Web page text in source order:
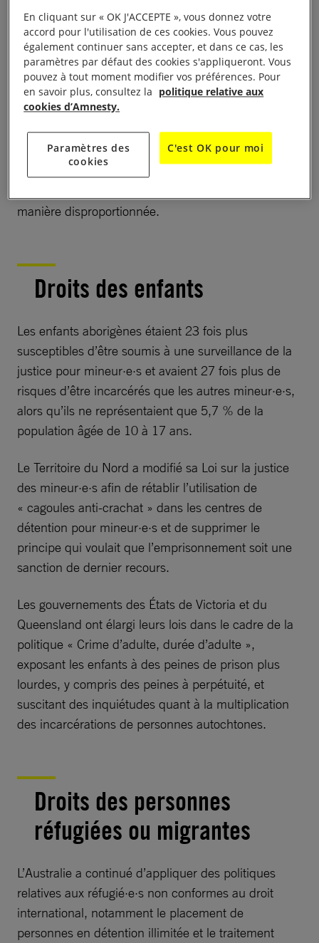
hommes) sont morts en détention en 2025, et les
recommandations rendues en 1991 par la
Commission royale d’enquête sur les morts
d’Aborigènes en détention n’avaient toujours pas été
mises en œuvre à la fin de l’année. L’enquête d’une
coronersur la mort de Kumanjayi Walker en garde à
vue en 2019 a conclu à l’existence d’un racisme
systémique au sein de la police du Territoire du
Nord. Les femmes autochtones continuaient d’être
manière disproportionnée.
Droits des enfants
Les enfants aborigènes étaient 23 fois plus
susceptibles d’être soumis à une surveillance de la
justice pour mineur·e·s et avaient 27 fois plus de
risques d’être incarcérés que les autres mineur·e·s,
alors qu’ils ne représentaient que 5,7 % de la
population âgée de 10 à 17 ans.
Le Territoire du Nord a modifié sa Loi sur la justice
des mineur·e·s afin de rétablir l’utilisation de
« cagoules anti-crachat » dans les centres de
détention pour mineur·e·s et de supprimer le
principe qui voulait que l’emprisonnement soit une
sanction de dernier recours.
Les gouvernements des États de Victoria et du
Queensland ont élargi leurs lois dans le cadre de la
politique « Crime d’adulte, durée d’adulte »,
exposant les enfants à des peines de prison plus
lourdes, y compris des peines à perpétuité, et
suscitant des inquiétudes quant à la multiplication
des incarcérations de personnes autochtones.
Droits des personnes
réfugiées ou migrantes
L’Australie a continué d’appliquer des politiques
relatives aux réfugié·e·s non conformes au droit
international, notamment le placement de
personnes en détention illimitée et le traitement
En cliquant sur « OK J'ACCEPTE », vous donnez votre
accord pour l'utilisation de ces cookies. Vous pouvez
également continuer sans accepter, et dans ce cas, les
paramètres par défaut des cookies s'appliqueront. Vous
pouvez à tout moment modifier vos préférences. Pour
en savoir plus, consultez la politique relative aux
cookies d’Amnesty.
Paramètres des
cookies
C'est OK pour moi